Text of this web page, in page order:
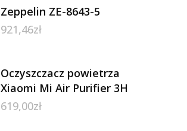
Zeppelin ZE-8643-5
921,46zł
Oczyszczacz powietrza
Xiaomi Mi Air Purifier 3H
619,00zł